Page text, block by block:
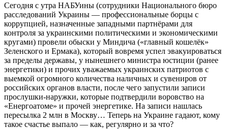
Сегодня с утра НАБУины (сотрудники Национального бюро
расследований Украины — профессиональные борцы с
коррупцией, назначенные западными партнёрами для
контроля за украинскими политическими и экономическими
кругами) провели обыски у Миндича («главный кошелёк»
Зеленского и Ермака), который вовремя успел эвакуироваться
за пределы державы, у нынешнего министра юстиции (ранее
энергетики) и прочих уважаемых украинских патриотов с
выемкой огромного количества наличных и сувениров от
российских органов власти, после чего запустили записи
прослушки-наружки, которые подтвердили воровство на
«Енергоатоме» и прочей энергетике. На записи нашлась
пересылка 2 млн в Москву… Теперь на Украине гадают, кому
такое счастье выпало — как, регулярно и за что?